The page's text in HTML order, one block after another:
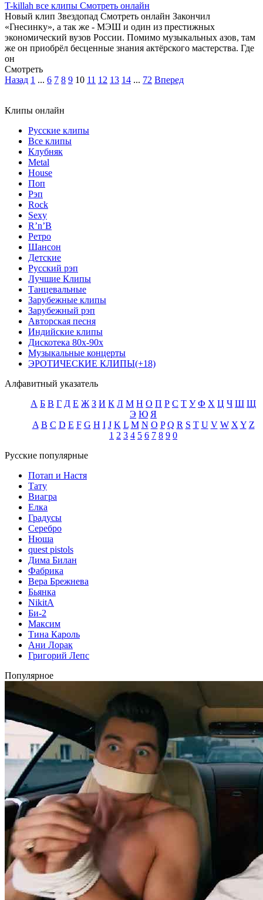
T-killah все клипы Смотреть онлайн
Новый клип Звездопад Смотреть онлайн Закончил
«Гнесинку», а так же - МЭШ и один из престижных
экономический вузов России. Помимо музыкальных азов, там
же он приобрёл бесценные знания актёрского мастерства. Где
он
Смотреть
Назад 1 ... 6 7 8 9 10 11 12 13 14 ... 72 Вперед
Клипы онлайн
Русские клипы
Все клипы
Клубняк
Metal
House
Поп
Рэп
Rock
Sexy
R’n’B
Ретро
Шансон
Детские
Русский рэп
Лучшие Клипы
Танцевальные
Зарубежные клипы
Зарубежный рэп
Авторская песня
Индийские клипы
Дискотека 80х-90х
Музыкальные концерты
ЭРОТИЧЕСКИЕ КЛИПЫ(+18)
Алфавитный указатель
А Б В Г Д Е Ж З И К Л М Н О П Р С Т У Ф Х Ц Ч Ш Щ
Э Ю Я
A B C D E F G H I J K L M N O P Q R S T U V W X Y Z
1 2 3 4 5 6 7 8 9 0
Русские популярные
Потап и Настя
Тату
Виагра
Елка
Градусы
Серебро
Нюша
quest pistols
Дима Билан
Фабрика
Вера Брежнева
Бьянка
NikitA
Би-2
Максим
Тина Кароль
Ани Лорак
Григорий Лепс
Популярное